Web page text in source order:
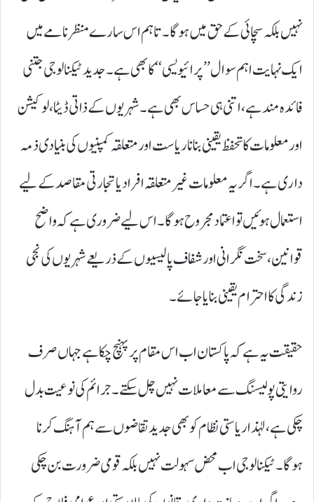
نہیں بلکہ سچائی کے حق میں ہوگا۔ تاہم اس سارے منظرنامے میں
ایک نہایت اہم سوال ’’ پرائیویسی‘‘ کا بھی ہے۔ جدید ٹیکنالوجی جتنی
فائدہ مند ہے، اتنی ہی حساس بھی ہے۔ شہریوں کے ذاتی ڈیٹا، لوکیشن
اور معلومات کا تحفظ یقینی بنانا ریاست اور متعلقہ کمپنیوں کی بنیادی ذمہ
داری ہے۔ اگر یہ معلومات غیر متعلقہ افراد یا تجارتی مقاصد کے لیے
استعمال ہوئیں تو اعتماد مجروح ہوگا۔ اس لیے ضروری ہے کہ واضح
قوانین، سخت نگرانی اور شفاف پالیسیوں کے ذریعے شہریوں کی نجی
زندگی کا احترام یقینی بنایا جائے۔
حقیقت یہ ہے کہ پاکستان اب اس مقام پر پہنچ چکا ہے جہاں صرف
روایتی پولیسنگ سے معاملات نہیں چل سکتے۔ جرائم کی نوعیت بدل
چکی ہے، لہٰذا ریاستی نظام کو بھی جدید تقاضوں سے ہم آہنگ کرنا
ہوگا۔ ٹیکنالوجی اب محض سہولت نہیں بلکہ قومی ضرورت بن چکی